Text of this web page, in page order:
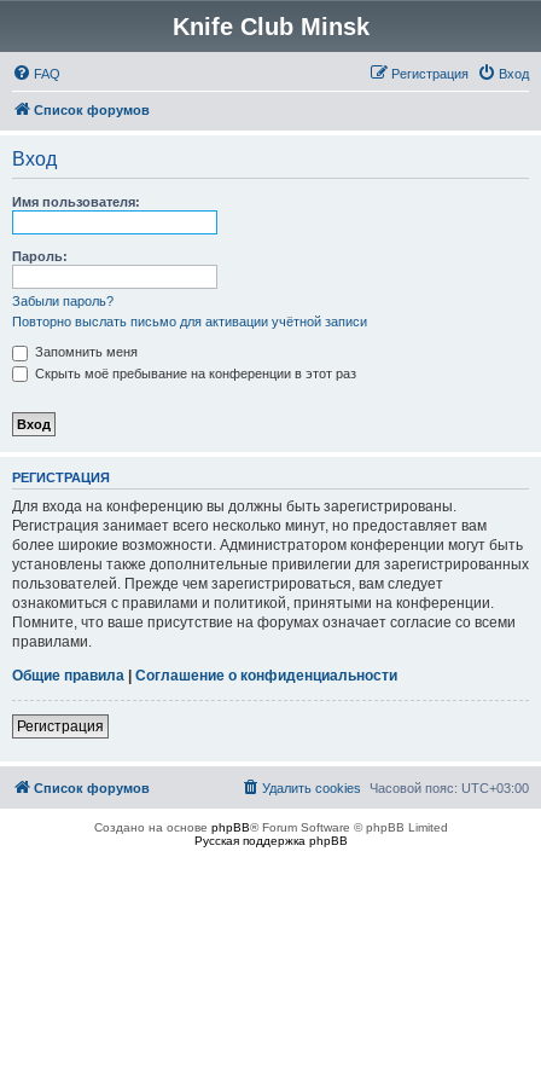
Knife Club Minsk
FAQ Вход
Регистрация
Список форумов
Вход
Имя пользователя:
Пароль:
Забыли пароль?
Повторно выслать письмо для активации учётной записи
Запомнить меня
Скрыть моё пребывание на конференции в этот раз
РЕГИСТРАЦИЯ
Для входа на конференцию вы должны быть зарегистрированы.
Регистрация занимает всего несколько минут, но предоставляет вам
более широкие возможности. Администратором конференции могут быть
установлены также дополнительные привилегии для зарегистрированных
пользователей. Прежде чем зарегистрироваться, вам следует
ознакомиться с правилами и политикой, принятыми на конференции.
Помните, что ваше присутствие на форумах означает согласие со всеми
правилами.
Общие правила | Соглашение о конфиденциальности
Регистрация
Список форумов Часовой пояс: UTC+03:00
Удалить cookies
Создано на основе phpBB® Forum Software © phpBB Limited
Русская поддержка phpBB